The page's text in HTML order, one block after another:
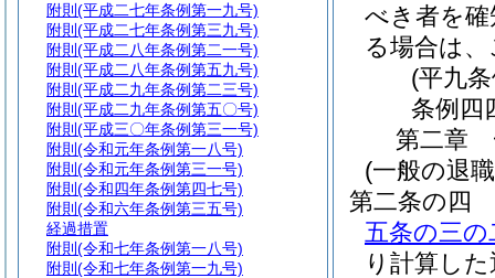
べき者を
る場合は
(平九
条例四
第二章
(一般の退
第二条の四
五条の三の
り計算し
附則 (平成二七年条例第一九号)
附則 (平成二七年条例第三九号)
附則 (平成二八年条例第二一号)
附則 (平成二八年条例第五九号)
附則 (平成二九年条例第二三号)
附則 (平成二九年条例第五〇号)
附則 (平成三〇年条例第三一号)
附則 (令和元年条例第一八号)
附則 (令和元年条例第三一号)
附則 (令和四年条例第四七号)
附則 (令和六年条例第三五号)
経過措置
附則 (令和七年条例第一八号)
附則 (令和七年条例第一九号)